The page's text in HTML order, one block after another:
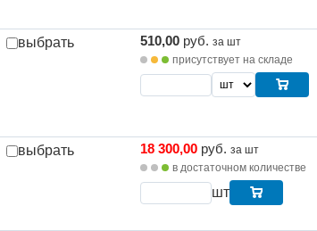
выбрать 510,00 руб. за шт
присутствует на складе
выбрать 18 300,00 руб. за шт
в достаточном количестве
шт